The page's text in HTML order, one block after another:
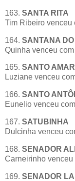
163. SANTA RITA
Tim Ribeiro venceu
164. SANTANA
Quinha venceu
165. SANTO
Luziane venceu
166. SANTO
Eunelio venceu
167. SATUBINHA
Dulcinha venceu
168. SENADOR
Carneirinho venceu
169. SENADOR